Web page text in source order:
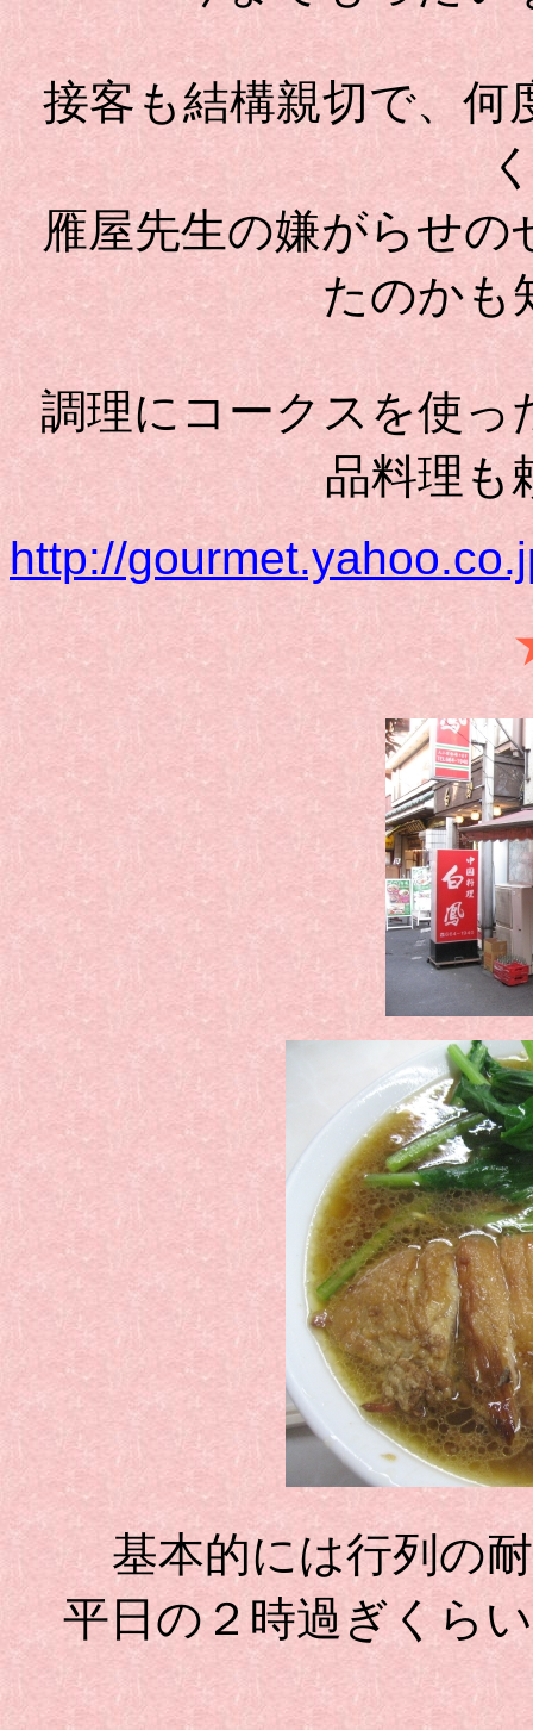
接客も結構親切で、
雁屋先生の嫌がらせ
たのかも
調理にコークスを使
品料理も
http://
基本的には行列の
平日の２時過ぎくら